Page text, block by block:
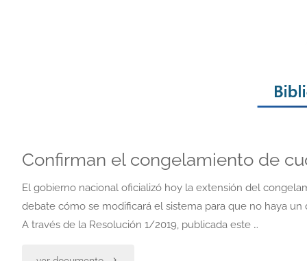
Confirman el congelamiento de
El gobierno nacional oficializó hoy la extensión del
debate cómo se modificará el sistema para que no haya
A través de la Resolución 1/2019, publicada este …